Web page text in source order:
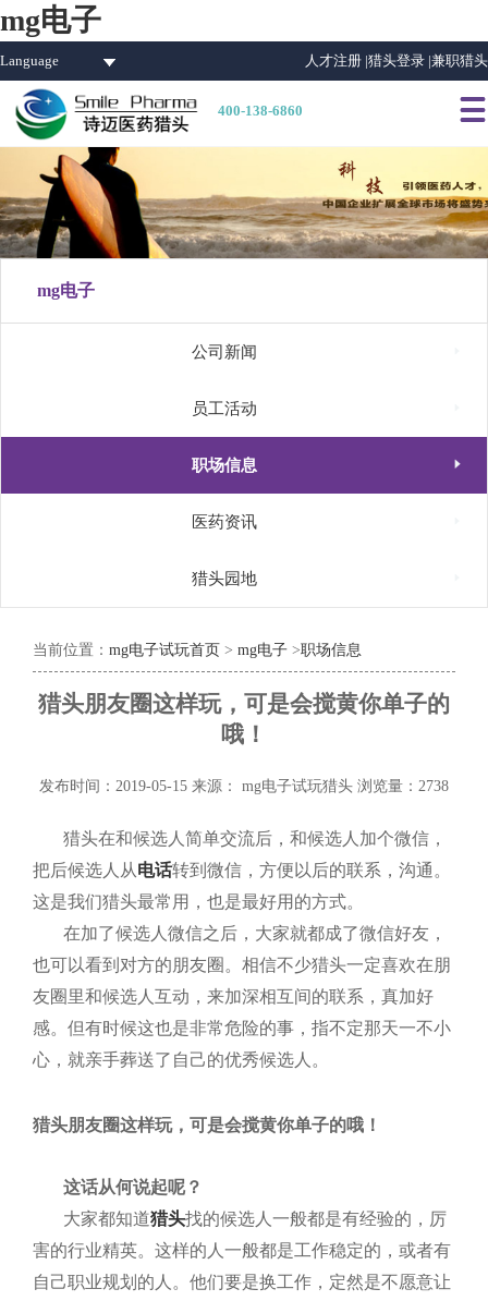
mg电子
Language 人才注册 |猎头登录 |兼职猎头
400-138-6860 
mg电子
公司新闻
员工活动
职场信息 
医药资讯
猎头园地
当前位置： mg电子试玩首页 > mg电子 >职场信息
猎头朋友圈这样玩，可是会搅黄你单子的
哦！
发布时间：2019-05-15 来源： mg电子试玩猎头 浏览量：2738
猎头在和候选人简单交流后，和候选人加个微信，
把后候选人从电话转到微信，方便以后的联系，沟通。
这是我们猎头最常用，也是最好用的方式。
在加了候选人微信之后，大家就都成了微信好友，
也可以看到对方的朋友圈。相信不少猎头一定喜欢在朋
友圈里和候选人互动，来加深相互间的联系，真加好
感。但有时候这也是非常危险的事，指不定那天一不小
心，就亲手葬送了自己的优秀候选人。
猎头朋友圈这样玩，可是会搅黄你单子的哦！​
这话从何说起呢？
大家都知道猎头找的候选人一般都是有经验的，厉
害的行业精英。这样的人一般都是工作稳定的，或者有
自己职业规划的人。他们要是换工作，定然是不愿意让